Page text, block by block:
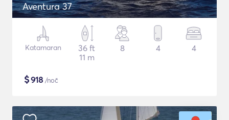
Aventura 37
Katamaran
36 ft
11 m
8 4 4
$918 /noč